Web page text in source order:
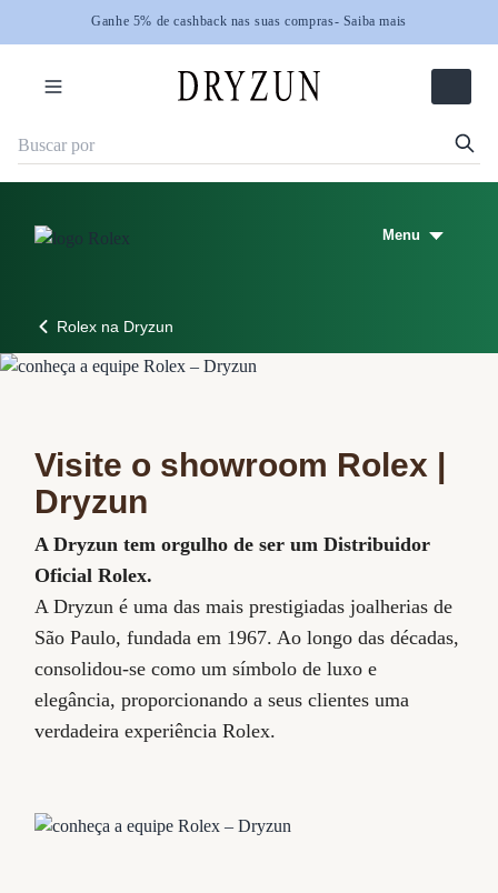
Ganhe 5% de cashback nas suas compras- Saiba mais
Ganhe 5% de cashback nas suas compras- Saiba mais
Menu
Rolex na Dryzun
Visite o showroom Rolex |
Dryzun
A Dryzun tem orgulho de ser um Distribuidor
Oficial Rolex.
A Dryzun é uma das mais prestigiadas joalherias de
São Paulo, fundada em 1967. Ao longo das décadas,
consolidou-se como um símbolo de luxo e
elegância, proporcionando a seus clientes uma
verdadeira experiência Rolex.